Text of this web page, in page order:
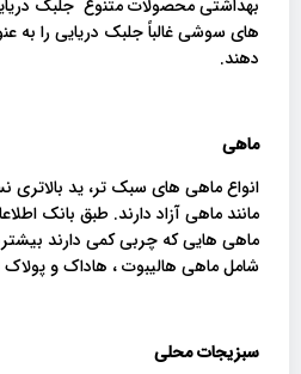
بهداشتی محصولات متنوع جلبک
های سوشی غالباً جلبک دریایی را به
دهند.
ماهی
انواع ماهی های سبک تر، ید
مانند ماهی آزاد دارند. طبق بانک
ماهی هایی که چربی کمی دارند
شامل ماهی هالیبوت ، هاداک و
سبزیجات محلی